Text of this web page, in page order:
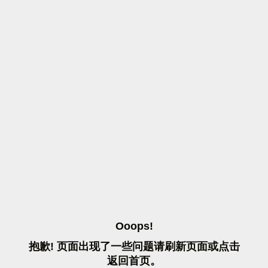
OOOPS!
抱歉! 页面出现了一些问题请刷 新页面或点击
返 回首页。